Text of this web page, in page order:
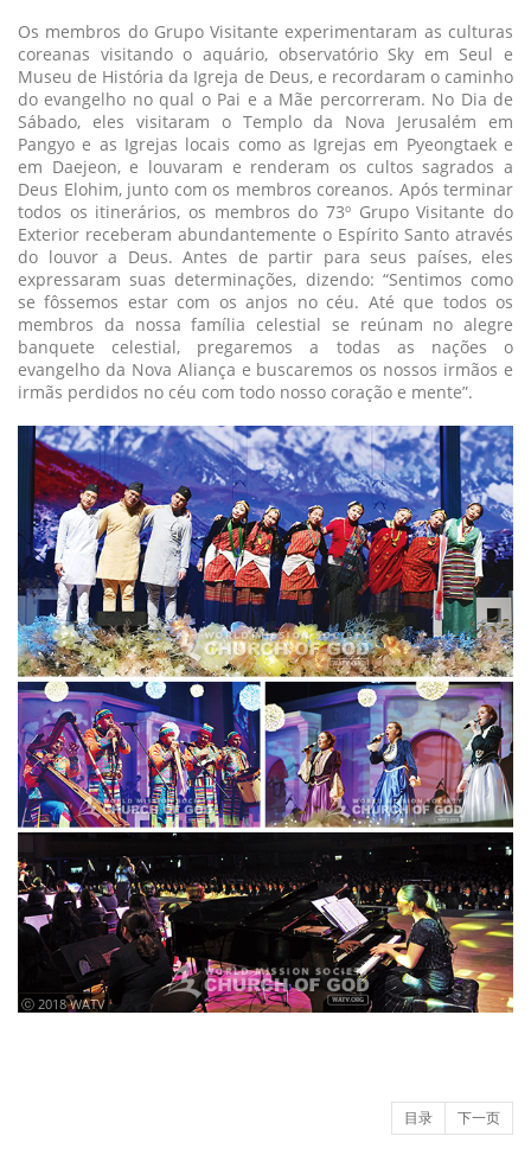
Os membros do Grupo Visitante experimentaram as culturas
coreanas visitando o aquário, observatório Sky em Seul e
Museu de História da Igreja de Deus, e recordaram o caminho
do evangelho no qual o Pai e a Mãe percorreram. No Dia de
Sábado, eles visitaram o Templo da Nova Jerusalém em
Pangyo e as Igrejas locais como as Igrejas em Pyeongtaek e
em Daejeon, e louvaram e renderam os cultos sagrados a
Deus Elohim, junto com os membros coreanos. Após terminar
todos os itinerários, os membros do 73º Grupo Visitante do
Exterior receberam abundantemente o Espírito Santo através
do louvor a Deus. Antes de partir para seus países, eles
expressaram suas determinações, dizendo: “Sentimos como
se fôssemos estar com os anjos no céu. Até que todos os
membros da nossa família celestial se reúnam no alegre
banquete celestial, pregaremos a todas as nações o
evangelho da Nova Aliança e buscaremos os nossos irmãos e
irmãs perdidos no céu com todo nosso coração e mente”.
ⓒ 2018 WATV
目录 下一页